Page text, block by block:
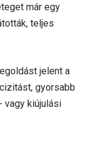
már egy
teljes
jelent a
gyorsabb
vagy kiújulási